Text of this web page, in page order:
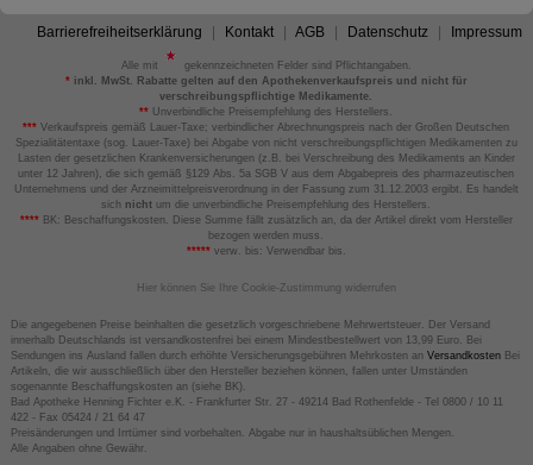
Barrierefreiheitserklärung Kontakt AGB Datenschutz Impressum
Alle mit
gekennzeichneten Felder sind Pflichtangaben.
*inkl. MwSt. Rabatte gelten auf den Apothekenverkaufspreis und nicht für
verschreibungspflichtige Medikamente.
** Unverbindliche Preisempfehlung des Herstellers.
*** Verkaufspreis gemäß Lauer-Taxe; verbindlicher Abrechnungspreis nach der Großen Deutschen
Spezialitätentaxe (sog. Lauer-Taxe) bei Abgabe von nicht verschreibungspflichtigen Medikamenten zu
Lasten der gesetzlichen Krankenversicherungen (z.B. bei Verschreibung des Medikaments an Kinder
unter 12 Jahren), die sich gemäß §129 Abs. 5a SGB V aus dem Abgabepreis des pharmazeutischen
Unternehmens und der Arzneimittelpreisverordnung in der Fassung zum 31.12.2003 ergibt. Es handelt
sich nicht um die unverbindliche Preisempfehlung des Herstellers.
****BK: Beschaffungskosten. Diese Summe fällt zusätzlich an, da der Artikel direkt vom Hersteller
bezogen werden muss.
*****verw. bis: Verwendbar bis.
Hier können Sie Ihre Cookie-Zustimmung widerrufen
Die angegebenen Preise beinhalten die gesetzlich vorgeschriebene Mehrwertsteuer. Der Versand
innerhalb Deutschlands ist versandkostenfrei bei einem Mindestbestellwert von 13,99 Euro. Bei
Sendungen ins Ausland fallen durch erhöhte Versicherungsgebühren Mehrkosten an VersandkostenBei
Artikeln, die wir ausschließlich über den Hersteller beziehen können, fallen unter Umständen
sogenannte Beschaffungskosten an (siehe BK).
Bad Apotheke Henning Fichter e.K. - Frankfurter Str. 27 - 49214 Bad Rothenfelde - Tel 0800 / 10 11
422 - Fax 05424 / 21 64 47
Preisänderungen und Irrtümer sind vorbehalten. Abgabe nur in haushaltsüblichen Mengen.
Alle Angaben ohne Gewähr.